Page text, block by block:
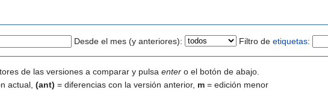
Desde el mes (y anteriores): Filtro de etiquetas:
de las versiones a comparar y pulsa enter o el botón de abajo.
actual, (ant) = diferencias con la versión anterior, m = edición menor